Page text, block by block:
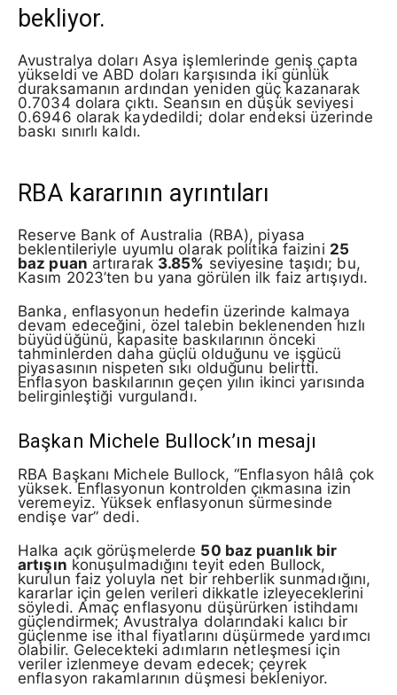
bekliyor.
Avustralya doları Asya işlemlerinde geniş çapta
yükseldi ve ABD doları karşısında iki günlük
duraksamanın ardından yeniden güç kazanarak
0.7034 dolara çıktı. Seansın en düşük seviyesi
0.6946 olarak kaydedildi; dolar endeksi üzerinde
baskı sınırlı kaldı.
RBA kararının ayrıntıları
Reserve Bank of Australia (RBA), piyasa
beklentileriyle uyumlu olarak politika faizini 25
baz puan artırarak 3.85% seviyesine taşıdı; bu,
Kasım 2023’ten bu yana görülen ilk faiz artışıydı.
Banka, enflasyonun hedefin üzerinde kalmaya
devam edeceğini, özel talebin beklenenden hızlı
büyüdüğünü, kapasite baskılarının önceki
tahminlerden daha güçlü olduğunu ve işgücü
piyasasının nispeten sıkı olduğunu belirtti.
Enflasyon baskılarının geçen yılın ikinci yarısında
belirginleştiği vurgulandı.
Başkan Michele Bullock’ın mesajı
RBA Başkanı Michele Bullock, “Enflasyon hâlâ çok
yüksek. Enflasyonun kontrolden çıkmasına izin
veremeyiz. Yüksek enflasyonun sürmesinde
endişe var” dedi.
Halka açık görüşmelerde 50 baz puanlık bir
artışın konuşulmadığını teyit eden Bullock,
kurulun faiz yoluyla net bir rehberlik sunmadığını,
kararlar için gelen verileri dikkatle izleyeceklerini
söyledi. Amaç enflasyonu düşürürken istihdamı
güçlendirmek; Avustralya dolarındaki kalıcı bir
güçlenme ise ithal fiyatlarını düşürmede yardımcı
olabilir. Gelecekteki adımların netleşmesi için
veriler izlenmeye devam edecek; çeyrek
enflasyon rakamlarının düşmesi bekleniyor.